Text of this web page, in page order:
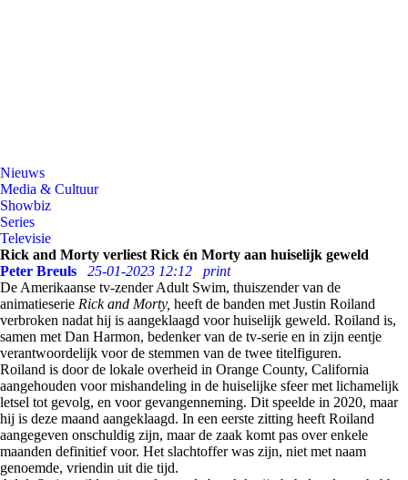
Nieuws
Media & Cultuur
Showbiz
Series
Televisie
Rick and Morty verliest Rick én Morty aan huiselijk geweld
Peter Breuls
25-01-2023 12:12
print
De Amerikaanse tv-zender Adult Swim, thuiszender van de
animatieserie Rick and Morty, heeft de banden met Justin Roiland
verbroken nadat hij is aangeklaagd voor huiselijk geweld. Roiland is,
samen met Dan Harmon, bedenker van de tv-serie en in zijn eentje
verantwoordelijk voor de stemmen van de twee titelfiguren.
Roiland is door de lokale overheid in Orange County, California
aangehouden voor mishandeling in de huiselijke sfeer met lichamelijk
letsel tot gevolg, en voor gevangenneming. Dit speelde in 2020, maar
hij is deze maand aangeklaagd. In een eerste zitting heeft Roiland
aangegeven onschuldig zijn, maar de zaak komt pas over enkele
maanden definitief voor. Het slachtoffer was zijn, niet met naam
genoemde, vriendin uit die tijd.